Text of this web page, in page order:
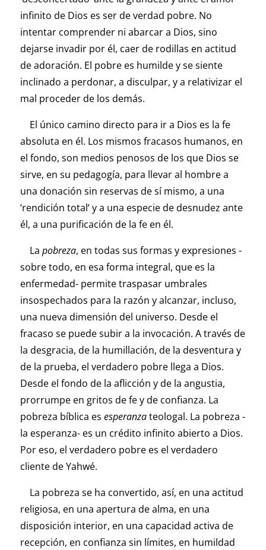
infinito de Dios es ser de verdad pobre. No
intentar comprender ni abarcar a Dios, sino
dejarse invadir por él, caer de rodillas en actitud
de adoración. El pobre es humilde y se siente
inclinado a perdonar, a disculpar, y a relativizar el
mal proceder de los demás.
El único camino directo para ir a Dios es la fe
absoluta en él. Los mismos fracasos humanos, en
el fondo, son medios penosos de los que Dios se
sirve, en su pedagogía, para llevar al hombre a
una donación sin reservas de sí mismo, a una
‘rendición total’ y a una especie de desnudez ante
él, a una purificación de la fe en él.
La pobreza, en todas sus formas y expresiones -
sobre todo, en esa forma integral, que es la
enfermedad- permite traspasar umbrales
insospechados para la razón y alcanzar, incluso,
una nueva dimensión del universo. Desde el
fracaso se puede subir a la invocación. A través de
la desgracia, de la humillación, de la desventura y
de la prueba, el verdadero pobre llega a Dios.
Desde el fondo de la aflicción y de la angustia,
prorrumpe en gritos de fe y de confianza. La
pobreza bíblica es esperanzateologal. La pobreza -
la esperanza- es un crédito infinito abierto a Dios.
Por eso, el verdadero pobre es el verdadero
cliente de Yahwé.
La pobreza se ha convertido, así, en una actitud
religiosa, en una apertura de alma, en una
disposición interior, en una capacidad activa de
recepción, en confianza sin límites, en humildad